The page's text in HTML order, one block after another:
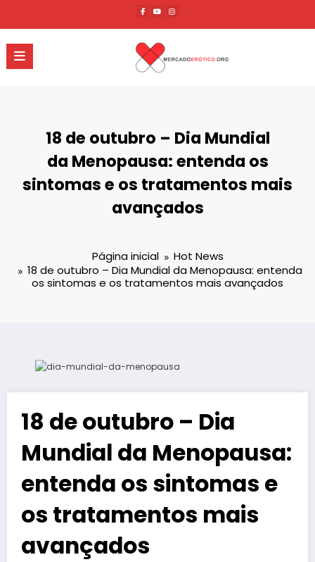
o
conteúdo
18 de outubro – Dia Mundial
da Menopausa: entenda os
sintomas e os tratamentos mais
avançados
Página inicial
Hot News
18 de outubro – Dia Mundial da Menopausa: entenda
os sintomas e os tratamentos mais avançados
18 de outubro – Dia
Mundial da Menopausa:
entenda os sintomas e
os tratamentos mais
avançados